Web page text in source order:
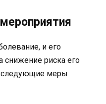
и его
снижение риска его
следующие меры